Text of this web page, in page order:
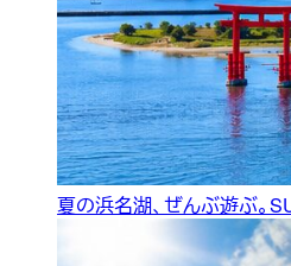
夏の浜名湖、ぜんぶ遊ぶ。